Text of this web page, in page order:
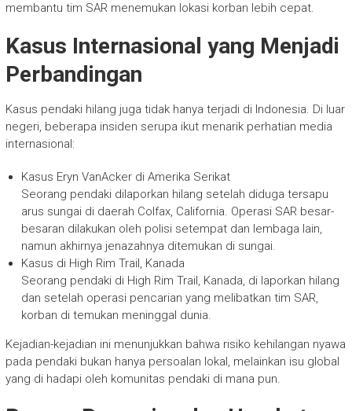
membantu tim SAR menemukan lokasi korban lebih cepat.
Kasus Internasional yang Menjadi
Perbandingan
Kasus pendaki hilang juga tidak hanya terjadi di Indonesia. Di luar
negeri, beberapa insiden serupa ikut menarik perhatian media
internasional:
Kasus Eryn VanAcker di Amerika Serikat
Seorang pendaki dilaporkan hilang setelah diduga tersapu
arus sungai di daerah Colfax, California. Operasi SAR besar-
besaran dilakukan oleh polisi setempat dan lembaga lain,
namun akhirnya jenazahnya ditemukan di sungai.
Kasus di High Rim Trail, Kanada
Seorang pendaki di High Rim Trail, Kanada, di laporkan hilang
dan setelah operasi pencarian yang melibatkan tim SAR,
korban di temukan meninggal dunia.
Kejadian-kejadian ini menunjukkan bahwa risiko kehilangan nyawa
pada pendaki bukan hanya persoalan lokal, melainkan isu global
yang di hadapi oleh komunitas pendaki di mana pun.